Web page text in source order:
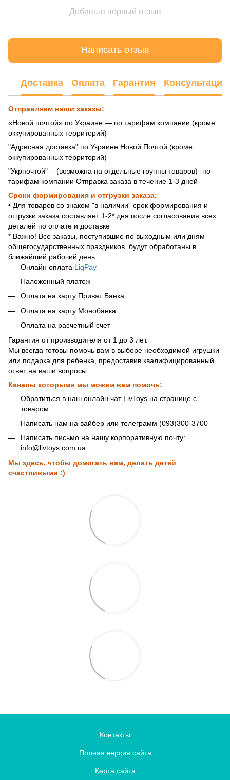
Добавьте первый отзыв
Написать отзыв
Доставка Оплата Гарантия Консультация
Отправляем ваши заказы:
«Новой почтой» по Украине — по тарифам компании (кроме
оккупированных территорий)
"Адресная доставка" по Украине Новой Почтой (кроме
оккупированных территорий)
"Укрпочтой" - (возможна на отдельные группы товаров) -по
тарифам компании Отправка заказа в течение 1-3 дней
Сроки формирования и отгрузки заказа:
• Для товаров со знаком "в наличии" срок формирования и
отгрузки заказа составляет 1-2* дня после согласования всех
деталей по оплате и доставке
* Важно! Все заказы, поступившие по выходным или дням
общегосударственных праздников, будут обработаны в
ближайший рабочий день.
Онлайн оплата LiqPay
Наложенный платеж
Оплата на карту Приват Банка
Оплата на карту Монобанка
Оплата на расчетный счет
Гарантия от производителя от 1 до 3 лет.
Мы всегда готовы помочь вам в выборе необходимой игрушки
или подарка для ребенка, предоставив квалифицированный
ответ на ваши вопросы:
Каналы которыми мы можем вам помочь:
Обратиться в наш онлайн чат LivToys на странице с
товаром
Написать нам на вайбер или телеграмм (093)300-3700
Написать письмо на нашу корпоративную почту:
info@livtoys.com.ua
Мы здесь, чтобы домогать вам, делать детей
счастливыми :)
Контакты
Полная версия сайта
Карта сайта